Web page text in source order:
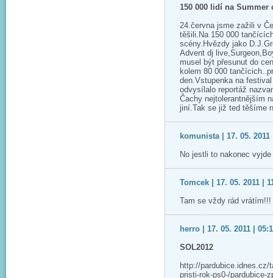
150 000 lidí na Summer
24.června jsme zažili v
těšili.Na 150 000
scény.Hvězdy jako
Advent dj
musel být přesunut do
kolem 80 000
den.Vstupenka na
odvysílalo reportáž
Čachy nejtolerantnějším
jiní.Tak se již ted těšíme
komunista | 17. 05. 2011
No jestli to nakonec
Tomcek | 17. 05. 2011 |
Tam se vždy rád vrátím!!!
herro | 17. 05. 2011 |
SOL2012
http://pardubice.idnes.cz/
pristi-rok-ps0-/pardubice-